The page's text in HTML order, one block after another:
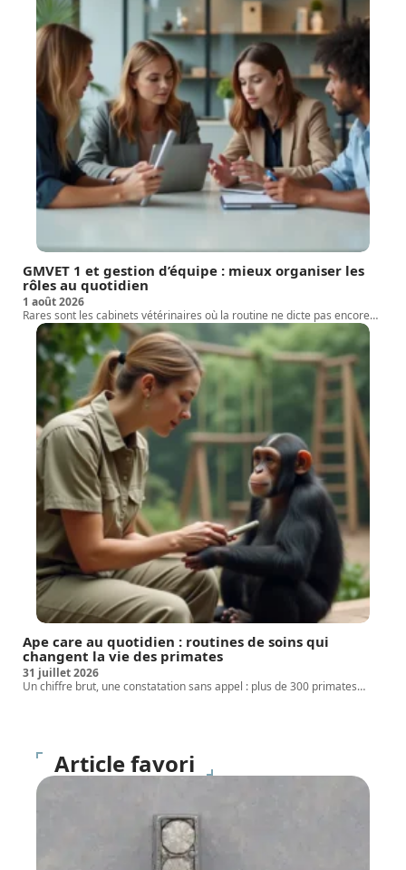
GMVET 1 et gestion d’équipe : mieux organiser les
rôles au quotidien
1 août 2026
Rares sont les cabinets vétérinaires où la routine ne dicte pas encore…
Ape care au quotidien : routines de soins qui
changent la vie des primates
31 juillet 2026
Un chiffre brut, une constatation sans appel : plus de 300 primates…
Article favori